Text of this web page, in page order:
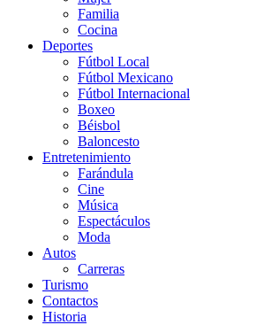
Familia
Cocina
Deportes
Fútbol Local
Fútbol Mexicano
Fútbol Internacional
Boxeo
Béisbol
Baloncesto
Entretenimiento
Farándula
Cine
Música
Espectáculos
Moda
Autos
Carreras
Turismo
Contactos
Historia